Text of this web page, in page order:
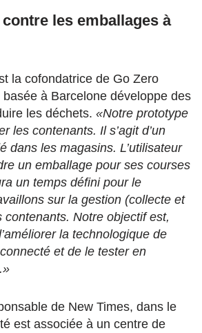
les emballages à
la cofondatrice de Go Zero
à Barcelone développe des
les déchets. «Notre prototype
les contenants. Il s’agit d’un
dans les magasins. L’utilisateur
un emballage pour ses courses
un temps défini pour le
sur la gestion (collecte et
contenants. Notre objectif est,
la technologique de
et de le tester en
de New Times, dans le
est associée à un centre de